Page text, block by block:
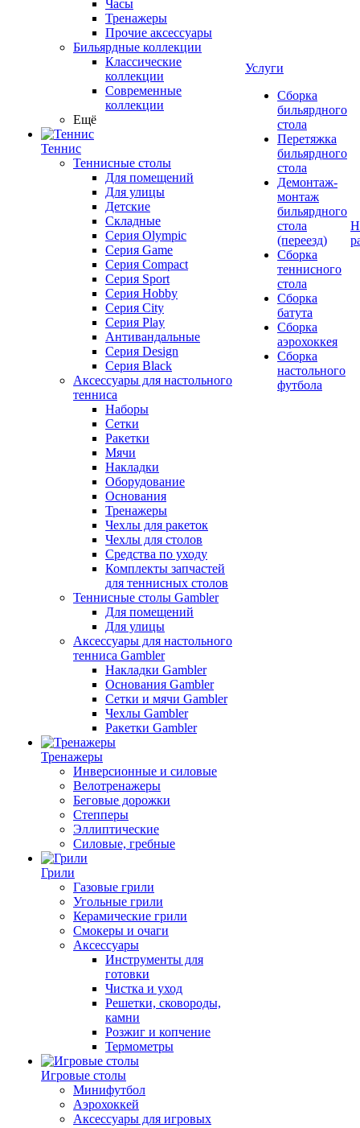
Часы
Тренажеры
Прочие аксессуары
Бильярдные коллекции
Классические
коллекции
Современные
коллекции
Ещё
Теннис
Теннисные столы
Для помещений
Для улицы
Детские
Складные
Серия Olympic
Серия Game
Серия Compact
Серия Sport
Серия Hobby
Серия City
Серия Play
Антивандальные
Серия Design
Серия Black
Аксессуары для настольного
тенниса
Наборы
Сетки
Ракетки
Мячи
Накладки
Оборудование
Основания
Тренажеры
Чехлы для ракеток
Чехлы для столов
Средства по уходу
Комплекты запчастей
для теннисных столов
Теннисные столы Gambler
Для помещений
Для улицы
Аксессуары для настольного
тенниса Gambler
Накладки Gambler
Основания Gambler
Сетки и мячи Gambler
Чехлы Gambler
Ракетки Gambler
Тренажеры
Инверсионные и силовые
Велотренажеры
Беговые дорожки
Степперы
Эллиптические
Силовые, гребные
Грили
Газовые грили
Угольные грили
Керамические грили
Смокеры и очаги
Аксессуары
Инструменты для
готовки
Чистка и уход
Решетки, сковороды,
камни
Розжиг и копчение
Термометры
Игровые столы
Минифутбол
Аэрохоккей
Аксессуары для игровых
Услуги
Сборка
бильярдного
стола
Перетяжка
бильярдного
стола
Демонтаж-
монтаж
бильярдного
стола
(переезд)
Сборка
теннисного
стола
Сборка
батута
Сборка
аэрохоккея
Сборка
настольного
футбола